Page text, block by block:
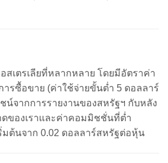
เตรเลียที่หลากหลาย โดยมีอัตราค่า
รซื้อขาย (ค่าใช้จ่ายขั้นต่ำ 5 ดอลลาร์
ชน์จากการรายงานของสหรัฐฯ กับหลัง
ของเราและค่าคอมมิชชั่นที่ต่ำ
มต้นจาก 0.02 ดอลลาร์สหรัฐต่อหุ้น